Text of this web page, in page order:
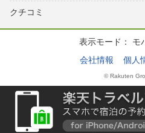
クチコミ
表示モード： モ
会社情報
個人
© Rakuten